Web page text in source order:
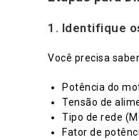
1. Identifique
Você precisa
Potência do
Tensão de
Tipo de rede
Fator de